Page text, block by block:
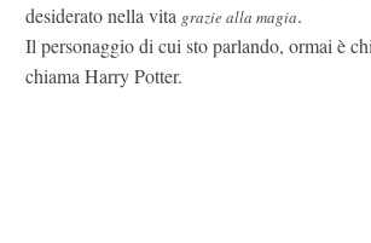
desiderato nella vita grazie alla magia.
Il personaggio di cui sto parlando, ormai è
chiama Harry Potter.